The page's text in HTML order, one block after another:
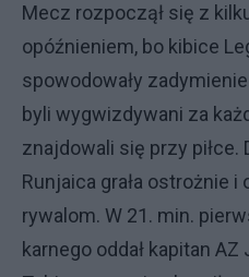
Mecz rozpoczął się z
opóźnieniem, bo kibice
spowodowały
byli wygwizdywani za
znajdowali się przy piłce.
Runjaica grała ostrożnie i
rywalom. W 21. min.
karnego oddał kapitan